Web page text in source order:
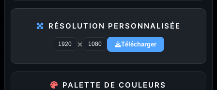
PUBLICITÉ
Publicité désactivée (cookies refusés)
RÉSOLUTION PERSONNALISÉE
× Télécharger
PALETTE DE COULEURS